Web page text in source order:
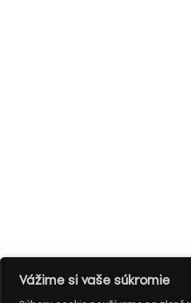
Vážime si vaše súkromie